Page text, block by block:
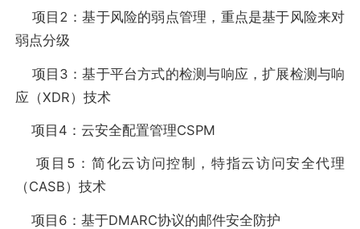
项目2：基于风险的弱点管理，重点是基于风险来对
弱点分级
项目3：基于平台方式的检测与响应，扩展检测与响
应（XDR）技术
项目4：云安全配置管理CSPM
项目5：简化云访问控制，特指云访问安全代理
（CASB）技术
项目6：基于DMARC协议的邮件安全防护